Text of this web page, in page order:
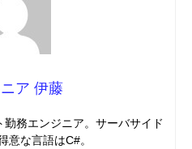
ア 伊藤
務エンジニア。サーバサイド
意な言語はC#。